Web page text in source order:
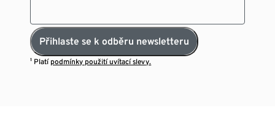
Přihlaste se k odběru newsletteru
¹ Platí podmínky použití uvítací slevy.